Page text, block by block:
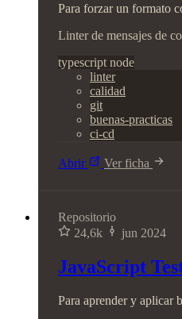
Para forzar un formato
Linter de mensajes de
typescript node
linter
calidad
git
buenas-practicas
ci-cd
Abrir Ver ficha
Repositorio
24,6k
jun 2024
JavaScript
Para aprender y aplicar